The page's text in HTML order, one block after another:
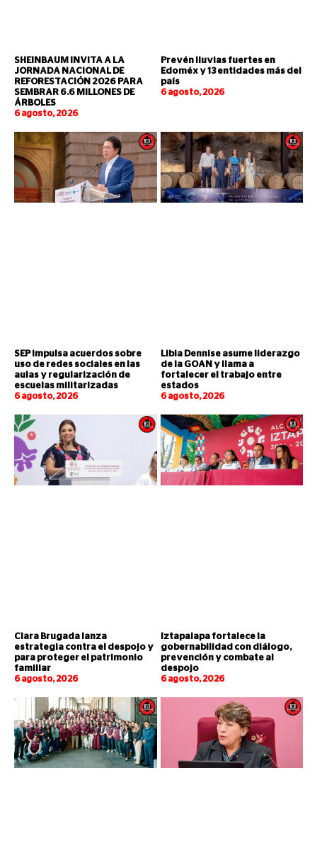
SHEINBAUM INVITA A LA
JORNADA NACIONAL DE
REFORESTACIÓN 2026 PARA
SEMBRAR 6.6 MILLONES DE
ÁRBOLES
6 agosto, 2026
Prevén lluvias fuertes en
Edoméx y 13 entidades más del
país
6 agosto, 2026
SEP impulsa acuerdos sobre
uso de redes sociales en las
aulas y regularización de
escuelas militarizadas
6 agosto, 2026
Libia Dennise asume liderazgo
de la GOAN y llama a
fortalecer el trabajo entre
estados
6 agosto, 2026
Clara Brugada lanza
estrategia contra el despojo y
para proteger el patrimonio
familiar
6 agosto, 2026
Iztapalapa fortalece la
gobernabilidad con diálogo,
prevención y combate al
despojo
6 agosto, 2026